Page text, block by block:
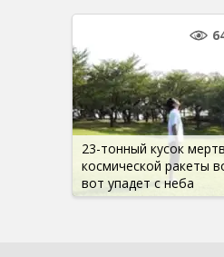
23-тонный кусок
космической ракеты
вот упадет с неба